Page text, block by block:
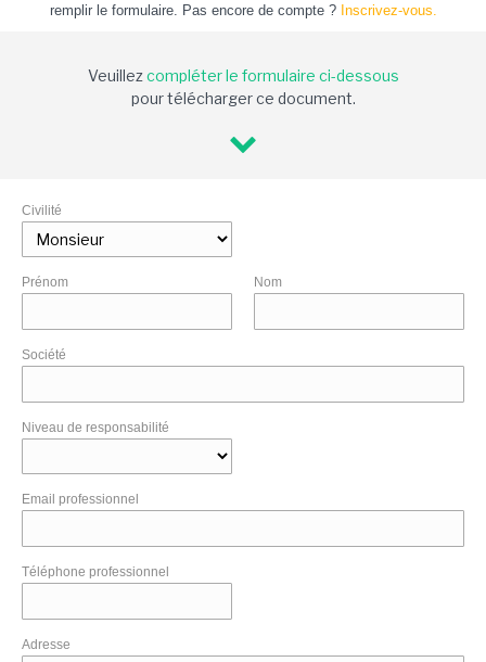
remplir le formulaire. Pas encore de compte ? Inscrivez-vous.
Veuillezcompléter le formulaire ci-dessous
pour télécharger ce document.
Civilité
Prénom Nom
Société
Niveau de responsabilité
Email professionnel
Téléphone professionnel
Adresse